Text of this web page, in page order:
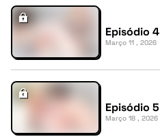
Episódio 4
Março 11 , 2026
Episódio 5
Março 18 , 2026